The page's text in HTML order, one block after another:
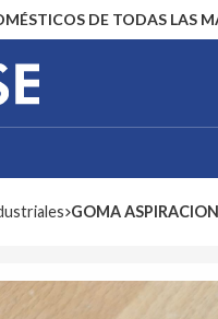
DE TODAS LAS
GOMA